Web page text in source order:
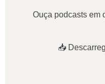
Ouça podcasts em
📥